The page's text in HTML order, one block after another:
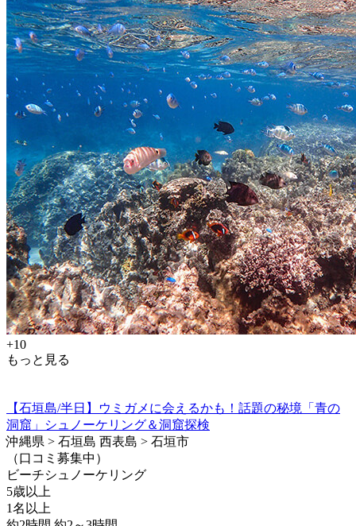
+10
もっと見る
【石垣島/半日】ウミガメに会えるかも！話題の秘境「青の
洞窟」シュノーケリング＆洞窟探検
沖縄県 > 石垣島 西表島 > 石垣市
（口コミ募集中）
ビーチシュノーケリング
5歳以上
1名以上